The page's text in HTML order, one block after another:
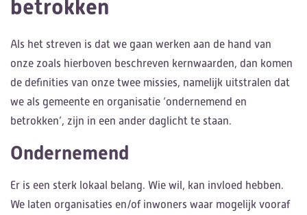
betrokken
Als het streven is dat we gaan werken aan de hand van
onze zoals hierboven beschreven kernwaarden, dan komen
de definities van onze twee missies, namelijk uitstralen dat
we als gemeente en organisatie ‘ondernemend en
betrokken’, zijn in een ander daglicht te staan.
Ondernemend
Er is een sterk lokaal belang. Wie wil, kan invloed hebben.
We laten organisaties en/of inwoners waar mogelijk vooraf